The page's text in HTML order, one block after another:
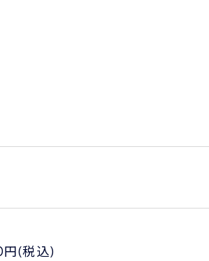
(税込)